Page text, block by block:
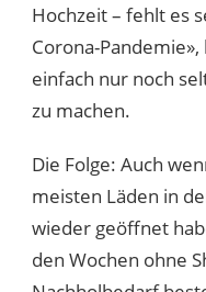
Hochzeit – fehlt es
Corona-Pandemie»,
einfach nur noch
zu machen.
Die Folge: Auch
meisten Läden in
wieder geöffnet
den Wochen ohne